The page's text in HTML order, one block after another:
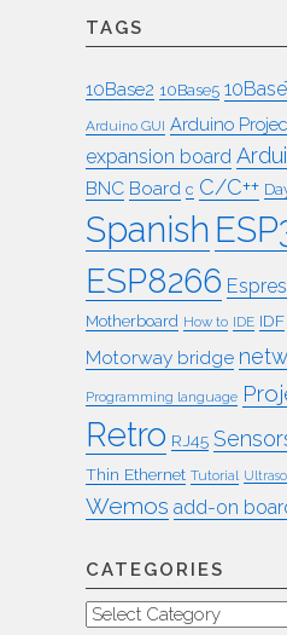
TAGS
10Base2 10Base5
Arduino GUI Arduino
expansion board
BNC Board c C/C++
Spanish
ESP8266
Motherboard How to IDE IDF
Motorway bridge
Programming language
Retro RJ45
Thin Ethernet Tutorial
Wemos add-on
CATEGORIES
Categories